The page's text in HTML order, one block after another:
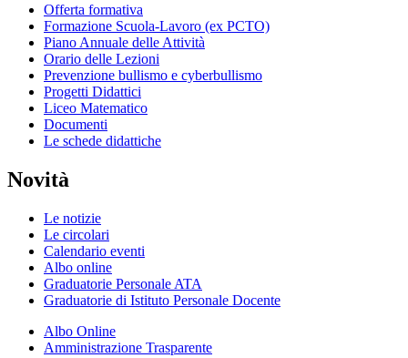
Offerta formativa
Formazione Scuola-Lavoro (ex PCTO)
Piano Annuale delle Attività
Orario delle Lezioni
Prevenzione bullismo e cyberbullismo
Progetti Didattici
Liceo Matematico
Documenti
Le schede didattiche
Novità
Le notizie
Le circolari
Calendario eventi
Albo online
Graduatorie Personale ATA
Graduatorie di Istituto Personale Docente
Albo Online
Amministrazione Trasparente